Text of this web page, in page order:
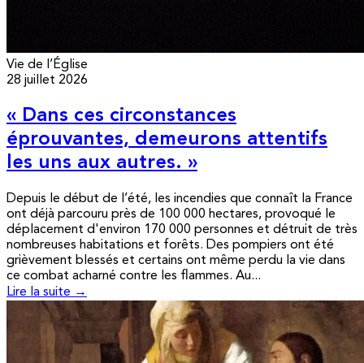
Vie de l’Église
28 juillet 2026
« Dans ces circonstances
éprouvantes, demeurons attentifs
les uns aux autres. »
Depuis le début de l’été, les incendies que connaît la France
ont déjà parcouru près de 100 000 hectares, provoqué le
déplacement d'environ 170 000 personnes et détruit de très
nombreuses habitations et forêts. Des pompiers ont été
grièvement blessés et certains ont même perdu la vie dans
ce combat acharné contre les flammes. Au...
Lire la suite →